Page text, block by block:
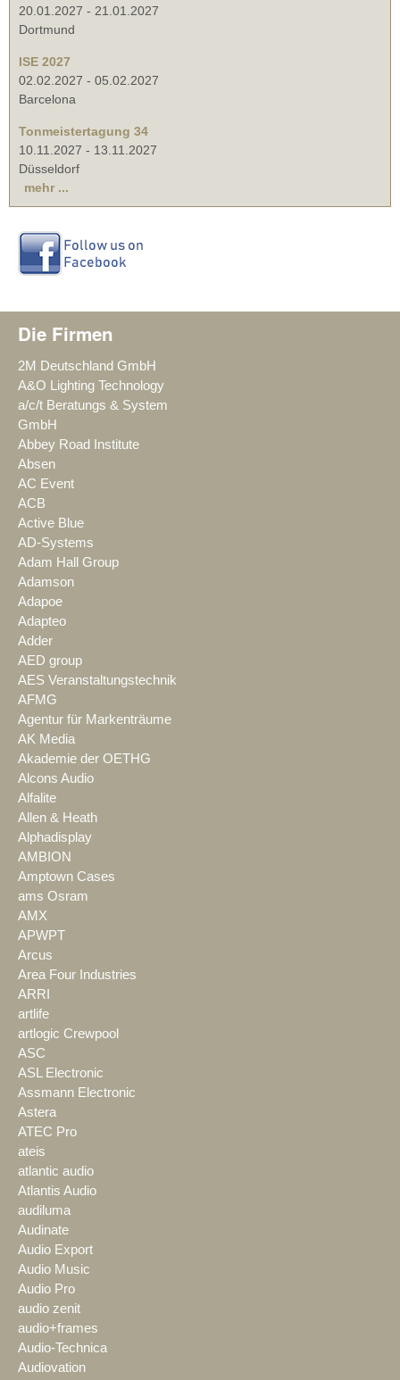
20.01.2027 - 21.01.2027
Dortmund
ISE 2027
02.02.2027 - 05.02.2027
Barcelona
Tonmeistertagung 34
10.11.2027 - 13.11.2027
Düsseldorf
mehr ...
Die Firmen
2M Deutschland GmbH
A&O Lighting Technology
a/c/t Beratungs & System
GmbH
Abbey Road Institute
Absen
AC Event
ACB
Active Blue
AD-Systems
Adam Hall Group
Adamson
Adapoe
Adapteo
Adder
AED group
AES Veranstaltungstechnik
AFMG
Agentur für Markenträume
AK Media
Akademie der OETHG
Alcons Audio
Alfalite
Allen & Heath
Alphadisplay
AMBION
Amptown Cases
ams Osram
AMX
APWPT
Arcus
Area Four Industries
ARRI
artlife
artlogic Crewpool
ASC
ASL Electronic
Assmann Electronic
Astera
ATEC Pro
ateis
atlantic audio
Atlantis Audio
audiluma
Audinate
Audio Export
Audio Music
Audio Pro
audio zenit
audio+frames
Audio-Technica
Audiovation